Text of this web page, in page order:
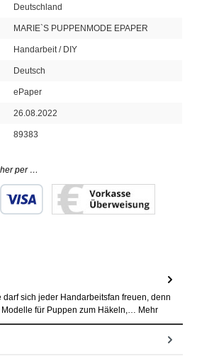
Deutschland
MARIE`S PUPPENMODE EPAPER
Handarbeit / DIY
Deutsch
ePaper
26.08.2022
89383
per …
darf sich jeder Handarbeitsfan freuen, denn
für Puppen zum Häkeln,… Mehr